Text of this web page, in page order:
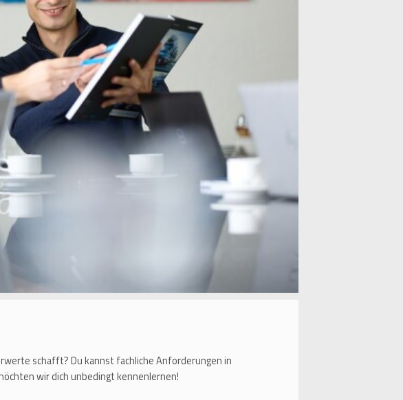
schafft? Du kannst fachliche Anforderungen in
wir dich unbedingt kennenlernen!